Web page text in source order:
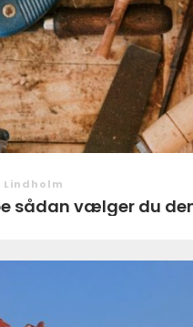
Lindholm
Tømrerfirma nibe sådan